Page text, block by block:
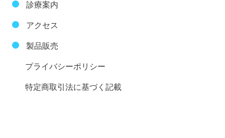
診療案内
アクセス
製品販売
プライバシーポリシー
特定商取引法に基づく記載